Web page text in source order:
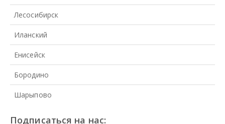
Лесосибирск
Иланский
Енисейск
Бородино
Шарыпово
Подписаться на нас: